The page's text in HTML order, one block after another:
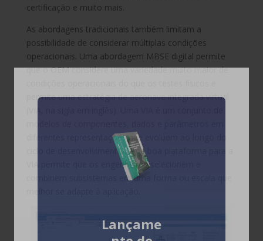
Lançame
certificação e muito mais.
As abordagens tradicionais também limitam a
possibilidade de considerar múltiplas condições
operacionais. Uma abordagem MBSE digital permite
que o OEM considere uma variedade muito maior de
permite uma estratégia de aeronave integrada virtual
diferentes representações que evoluem ao longo do
ciclo de desenvolvimento. Uma boa plataforma para a
VIA permite que os engenheiros selecionem e
combinem subsistemas em uma forma ou escala que